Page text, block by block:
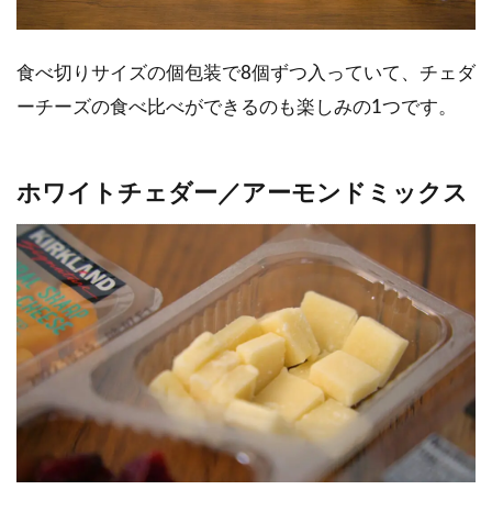
食べ切りサイズの個包装で8個ずつ入っていて、チェダ
ーチーズの食べ比べができるのも楽しみの1つです。
ホワイトチェダー／アーモンドミックス